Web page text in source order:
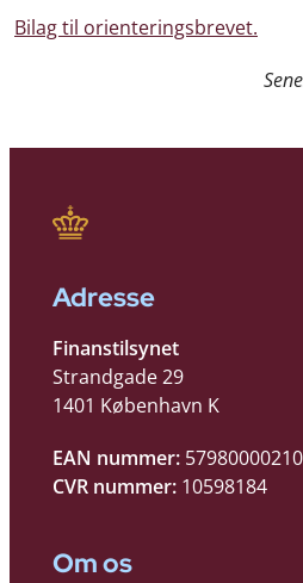
Bilag til orienteringsbrevet.
Adresse
Finanstilsynet
Strandgade 29
1401 København K
EAN nummer:
CVR nummer: 10598184
Om os